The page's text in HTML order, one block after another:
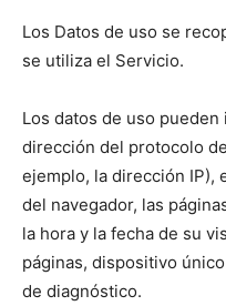
Los Datos de uso se
se utiliza el Servicio.
Los datos de uso
dirección del protocolo
ejemplo, la dirección IP),
del navegador, las
la hora y la fecha de su
páginas, dispositivo
de diagnóstico.